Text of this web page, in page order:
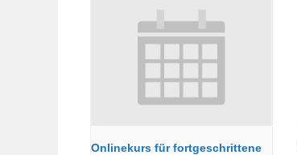
Onlinekurs für fortgeschrittene